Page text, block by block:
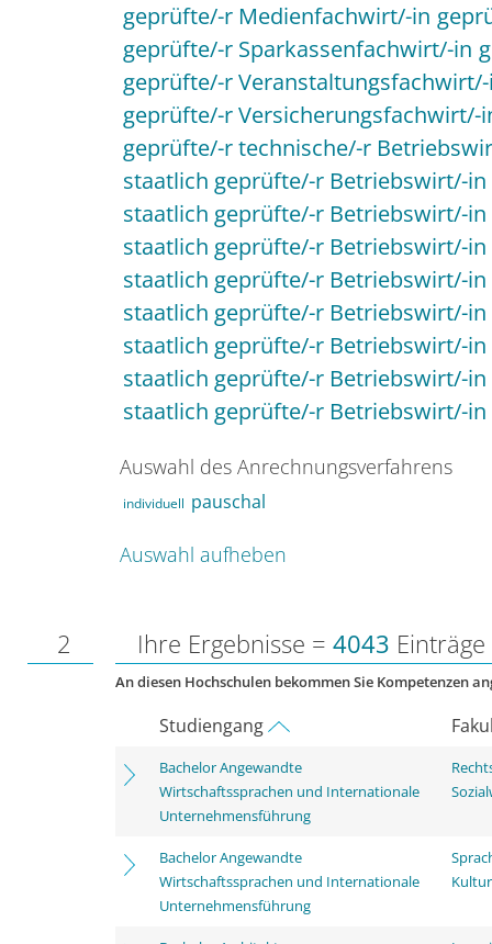
geprüfte/-r Medienfachwirt/-in
geprüfte/-r Sparkassenfachwirt/-in
geprüfte/-r
geprüfte/-r Versicherungsfachwirt/-
geprüfte/-r technische/-r
staatlich geprüfte/-r Betriebswirt/-in
staatlich geprüfte/-r Betriebswirt/-
staatlich geprüfte/-r Betriebswirt/-in
staatlich geprüfte/-r Betriebswirt/-
staatlich geprüfte/-r Betriebswirt/-in
staatlich geprüfte/-r Betriebswirt/-
staatlich geprüfte/-r Betriebswirt/-
staatlich geprüfte/-r Betriebswirt/-
Auswahl des Anrechnungsverfahrens
individuell pauschal
Auswahl aufheben
2 Ihre Ergebnisse = 4043 Einträge
An diesen Hochschulen bekommen Sie Kompetenzen
Studiengang
Bachelor Angewandte
Wirtschaftssprachen und Internationale
Unternehmensführung
Bachelor Angewandte
Wirtschaftssprachen und Internationale
Unternehmensführung